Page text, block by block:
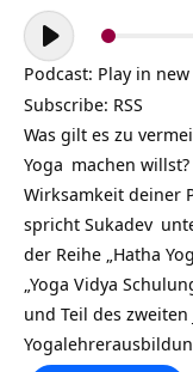
Audio-
Player
Podcast: Play in
Subscribe: RSS
Was gilt es zu
Yoga machen
Wirksamkeit deiner
spricht Sukadev
der Reihe „Hatha
„Yoga Vidya
und Teil des